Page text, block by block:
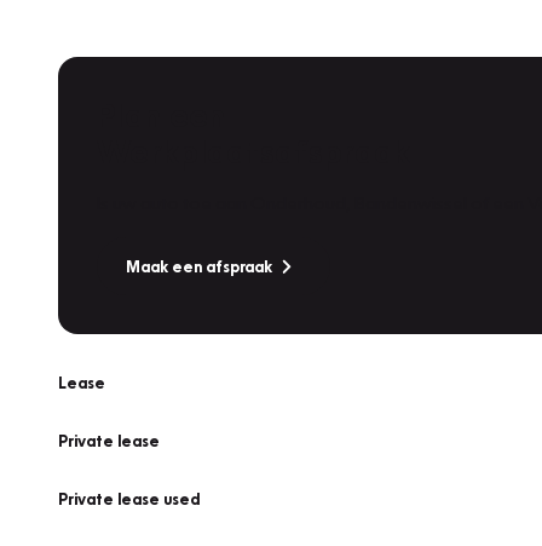
Maak een afspraak
Lease
Private lease
Private lease used